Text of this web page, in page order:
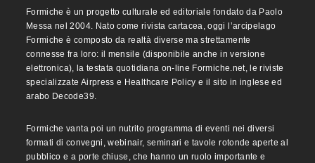
Formiche è un progetto culturale ed editoriale fondato da Paolo
Messa nel 2004. Nato come rivista cartacea, oggi l’arcipelago
Formiche è composto da realtà diverse ma strettamente
connesse fra loro: il mensile (disponibile anche in versione
elettronica), la testata quotidiana on-line Formiche.net, le riviste
specializzate Airpress e Healthcare Policy e il sito in inglese ed
arabo Decode39.
Formiche vanta poi un nutrito programma di eventi nei diversi
formati di convegni, webinair, seminari e tavole rotonde aperte al
pubblico e a porte chiuse, che hanno un ruolo importante e